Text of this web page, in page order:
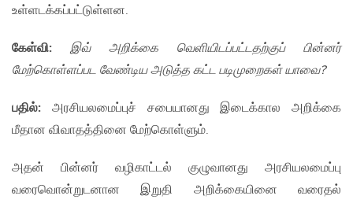
உள்ளடக்கப்பட்டுள்ளன.​
கேள்வி: இவ் அறிக்கை வெளியிடப்பட்டதற்குப் பின்னர்
மேற்கொள்ளப்பட வேண்டிய அடுத்த கட்ட படிமுறைகள் யாவை?
பதில்: அரசியலமைப்புச் சபையானது இடைக்கால அறிக்கை
மீதான விவாதத்தினை மேற்கொள்ளும்.
அதன் பின்னர் வழிகாட்டல் குழுவானது அரசியலமைப்பு
வரைவொன்றுடனான இறுதி அறிக்கையினை வரைதல்